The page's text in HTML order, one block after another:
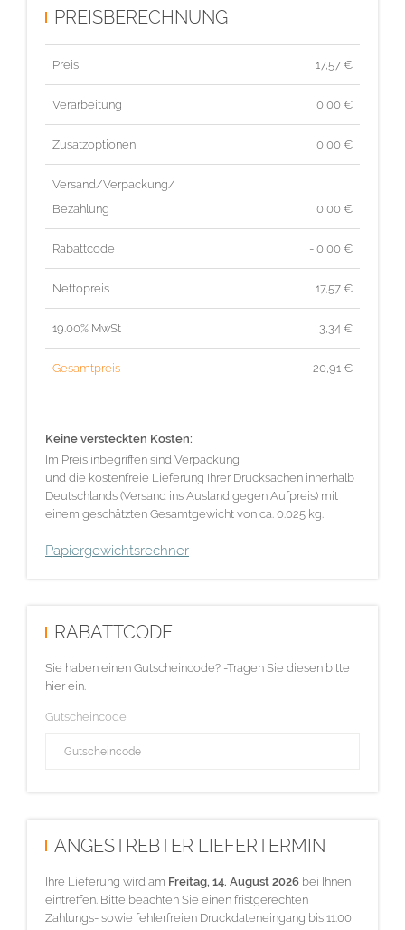
PREISBERECHNUNG
Preis 17,57 €
Verarbeitung 0,00 €
Zusatzoptionen 0,00 €
Versand/Verpackung/
Bezahlung
0,00 €
Rabattcode - 0,00 €
Nettopreis 17,57 €
19.00% MwSt 3,34 €
Gesamtpreis 20,91 €
Keine versteckten Kosten:
Im Preis inbegriffen sind Verpackung
und die kostenfreie Lieferung Ihrer Drucksachen innerhalb
Deutschlands (Versand ins Ausland gegen Aufpreis) mit
einem geschätzten Gesamtgewicht von ca. 0.025 kg.
Papiergewichtsrechner
RABATTCODE
Sie haben einen Gutscheincode? -Tragen Sie diesen bitte
hier ein.
Gutscheincode
ANGESTREBTER LIEFERTERMIN
Ihre Lieferung wird am Freitag, 14. August 2026 bei Ihnen
eintreffen. Bitte beachten Sie einen fristgerechten
Zahlungs- sowie fehlerfreien Druckdateneingang bis 11:00